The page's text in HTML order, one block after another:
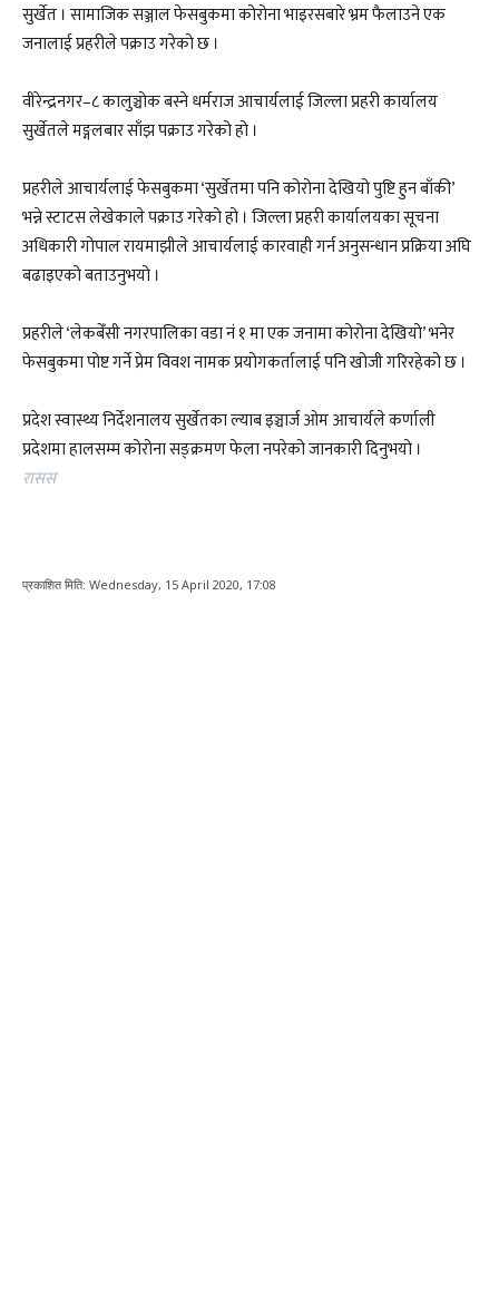
सुर्खेत । सामाजिक सञ्जाल फेसबुकमा कोरोना भाइरसबारे भ्रम फैलाउने एक
जनालाई प्रहरीले पक्राउ गरेको छ ।
वीरेन्द्रनगर–८ कालुञ्चोक बस्ने धर्मराज आचार्यलाई जिल्ला प्रहरी कार्यालय
सुर्खेतले मङ्गलबार साँझ पक्राउ गरेको हो ।
प्रहरीले आचार्यलाई फेसबुकमा ‘सुर्खेतमा पनि कोरोना देखियो पुष्टि हुन बाँकी’
भन्ने स्टाटस लेखेकाले पक्राउ गरेको हो । जिल्ला प्रहरी कार्यालयका सूचना
अधिकारी गोपाल रायमाझीले आचार्यलाई कारवाही गर्न अनुसन्धान प्रक्रिया अघि
बढाइएको बताउनुभयो ।
प्रहरीले ‘लेकबेँसी नगरपालिका वडा नं १ मा एक जनामा कोरोना देखियो’ भनेर
फेसबुकमा पोष्ट गर्ने प्रेम विवश नामक प्रयोगकर्तालाई पनि खोजी गरिरहेको छ ।
प्रदेश स्वास्थ्य निर्देशनालय सुर्खेतका ल्याब इञ्चार्ज ओम आचार्यले कर्णाली
प्रदेशमा हालसम्म कोरोना सङ्क्रमण फेला नपरेको जानकारी दिनुभयो ।
रासस
प्रकाशित मिति: Wednesday, 15 April 2020, 17:08